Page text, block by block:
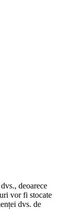
deoarece
vor fi stocate
dvs. de